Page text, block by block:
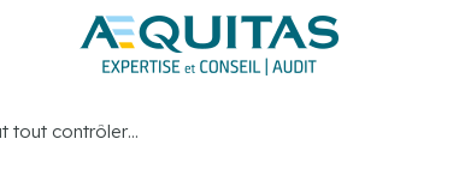
tout contrôler…